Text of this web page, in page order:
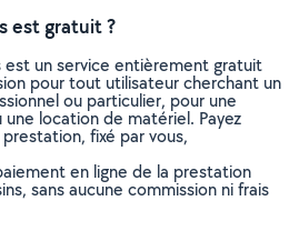
est gratuit ?
est un service entièrement gratuit
pour tout utilisateur cherchant un
ou particulier, pour une
location de matériel. Payez
fixé par vous,
en ligne de la prestation
sans aucune commission ni frais